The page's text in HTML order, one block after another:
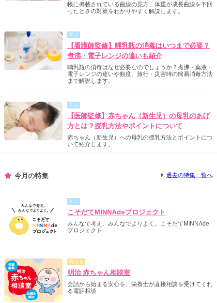
帳に掲載されている曲線の見方、体重が成長曲線を下回
ったときの対策をわかりやすく解説します。
学ぶ
【看護師監修】哺乳瓶の消毒はいつまで必要？
煮沸・電子レンジの違いも紹介
哺乳瓶の消毒はなぜ必要なのでしょうか？煮沸・薬液・
電子レンジの違いや頻度、旅行・災害時の簡易消毒方法
まで解説します。
学ぶ
【医師監修】赤ちゃん（新生児）の母乳のあげ
方とは？授乳方法やポイントについて
赤ちゃん（新生児）への母乳の授乳方法とポイントにつ
いて紹介します。
今月の特集 過去の特集一覧へ
学ぶ
こそだてMINNAdeプロジェクト
みんなで考え、みんなでよりよく。こそだてMINNAde
プロジェクト
尋ねる
明治 赤ちゃん相談室
会話から始まる安心を。栄養士が直接相談を受けてくれ
る電話相談